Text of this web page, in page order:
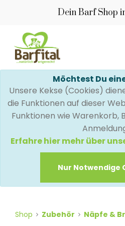
Dein Barf Shop
Möchtest Du
Unsere Kekse (Cookies)
die Funktionen auf dieser
Funktionen wie Warenkorb,
Erfahre hier mehr über
Nur Notwendige
Shop Zubehör Näpfe &